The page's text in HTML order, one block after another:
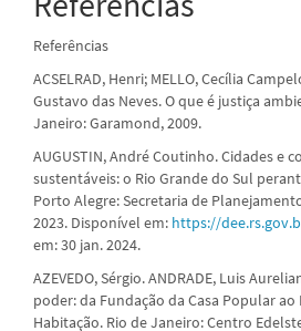
Referências
ACSELRAD, Henri; MELLO, Cecília
Gustavo das Neves. O que é justiça
Janeiro: Garamond, 2009.
AUGUSTIN, André Coutinho. Cidades e
sustentáveis: o Rio Grande do Sul
Porto Alegre: Secretaria de
2023. Disponível em: https://
em: 30 jan. 2024.
AZEVEDO, Sérgio. ANDRADE, Luis
poder: da Fundação da Casa Popular ao
Habitação. Rio de Janeiro: Centro